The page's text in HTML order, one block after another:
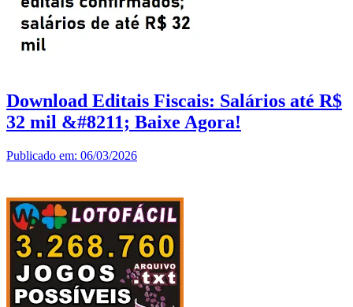
Download Editais Fiscais: Salários até R$
32 mil &#8211; Baixe Agora!
Publicado em: 06/03/2026